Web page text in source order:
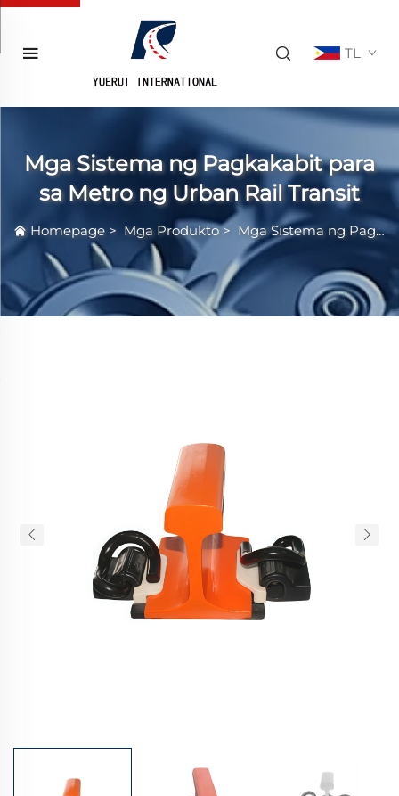
TL
Mga Sistema ng Pagkakabit para
sa Metro ng Urban Rail Transit
Homepage > Mga Produkto> Mga Sistema ng Pagkakabit para sa Metro ng Urban Rail Transit